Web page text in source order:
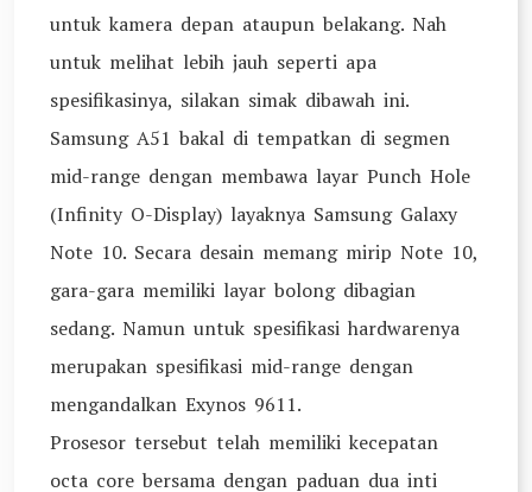
untuk kamera depan ataupun belakang. Nah
untuk melihat lebih jauh seperti apa
spesifikasinya, silakan simak dibawah ini.
Samsung A51 bakal di tempatkan di segmen
mid-range dengan membawa layar Punch Hole
(Infinity O-Display) layaknya Samsung Galaxy
Note 10. Secara desain memang mirip Note 10,
gara-gara memiliki layar bolong dibagian
sedang. Namun untuk spesifikasi hardwarenya
merupakan spesifikasi mid-range dengan
mengandalkan Exynos 9611.
Prosesor tersebut telah memiliki kecepatan
octa core bersama dengan paduan dua inti